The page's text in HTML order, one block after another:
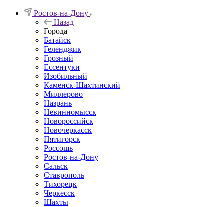
Ростов-на-Дону
Назад
Города
Батайск
Геленджик
Грозный
Ессентуки
Изобильный
Каменск-Шахтинский
Миллерово
Назрань
Невинномысск
Новороссийск
Новочеркасcк
Пятигорск
Россошь
Ростов-на-Дону
Сальск
Ставрополь
Тихорецк
Черкесск
Шахты